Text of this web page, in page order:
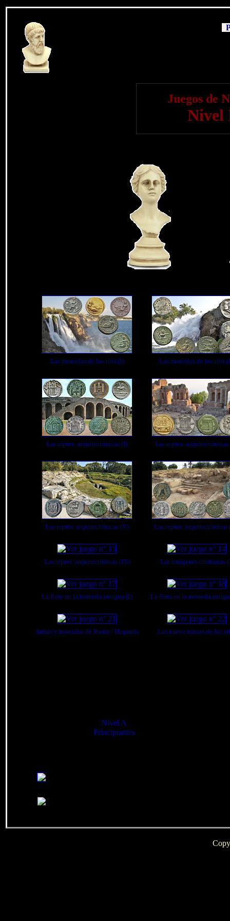
Juegos de
Nivel
Las monedas de los ríos (I) Las monedas de los ríos
Las repres. arquitectónicas (I) Las repres.
Las repres. arquitectónicas (V) Las repres. arquitectónicas
Las repres. arquitectónicas (IX) Las imágenes cristianas
La flora en la moneda antigua (I) La flora en la moneda
Armas y monedas de Iberia / Hispania Las nueve musas de las
Nivel A
Principiantes